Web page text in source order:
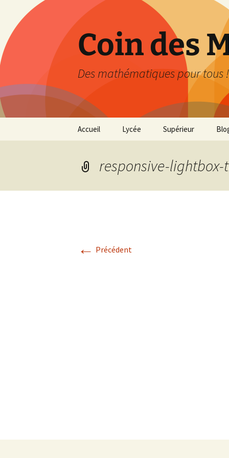
contenu
Coin des
Des mathématiques pour tous !
Accueil Lycée
Première Générale
Terminale Générale
Supérieur
responsive-
← Précédent